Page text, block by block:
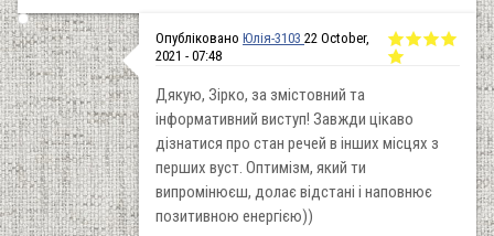
Опубліковано Юлія-3103 22 October,
2021 - 07:48
Дякую, Зірко, за змістовний та
інформативний виступ! Завжди цікаво
дізнатися про стан речей в інших місцях з
перших вуст. Оптимізм, який ти
випромінюєш, долає відстані і наповнює
позитивною енергією))